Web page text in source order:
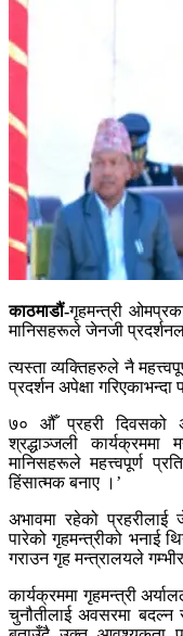
काठमाडौं-गृहमन्त्री
मानिसहरूले जेनजी
त्यस्ता व्यक्तिहरुले नै
प्रदर्शन अपेक्षा
७० औँ प्रहरी दिवसको
श्रद्धाञ्जली कार्यक्रममा
मानिसहरूले महत्त्वपूर्ण
हिंसात्मक बनाए ।’
अभावमा रहेको
पारेको गृहमन्त्रीको भनाई
गराउन गृह मन्त्रालयले
कार्यक्रममा गृहमन्त्री
चुनौतीलाई अवसरमा